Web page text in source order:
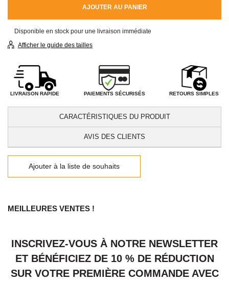
AJOUTER AU PANIER
Disponible en stock pour une livraison immédiate
Afficher le guide des tailles
LIVRAISON RAPIDE PAIEMENTS SÉCURISÉS RETOURS SIMPLES
CARACTÉRISTIQUES DU PRODUIT
AVIS DES CLIENTS
Ajouter à la liste de souhaits
MEILLEURES VENTES !
INSCRIVEZ-VOUS À NOTRE NEWSLETTER
ET BÉNÉFICIEZ DE 10 % DE RÉDUCTION
SUR VOTRE PREMIÈRE COMMANDE AVEC